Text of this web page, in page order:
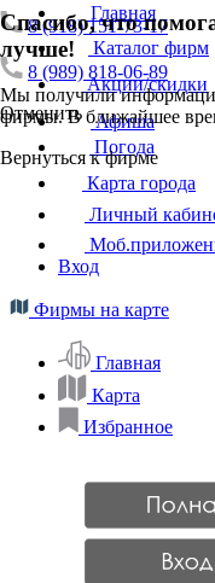
8 (918) 151-73-17
8 (989) 818-06-89
Отменить
Спасибо, что
лучше!
Мы получили
фирмы. В ближайшее
Вернуться к фирме
Главная
Каталог фирм
Акции/скидки
Афиша
Погода
Карта города
Личный
Вход
Фирмы на карте
Главная
Карта
Избранное